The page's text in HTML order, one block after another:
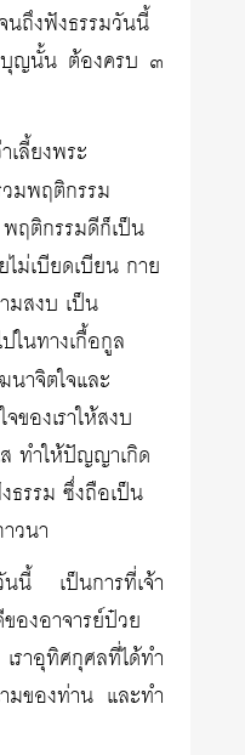
นถึงฟังธรรมวันนี้
บุญนั้น ต้องครบ ๓
ลี้ยงพระ
มพฤติกรรม
ฤติกรรมดีก็เป็น
ม่เบียดเบียน กาย
มสงบ เป็น
ในทางเกื้อกูล
าจิตใจและ
องเราให้สงบ
ทำให้ปัญญาเกิด
ธรรม ซึ่งถือเป็น
วนา
นนี้ เป็นการที่เจ้า
งอาจารย์ป๋วย
อุทิศกุศลที่ได้ทำ
ของท่าน และทำ